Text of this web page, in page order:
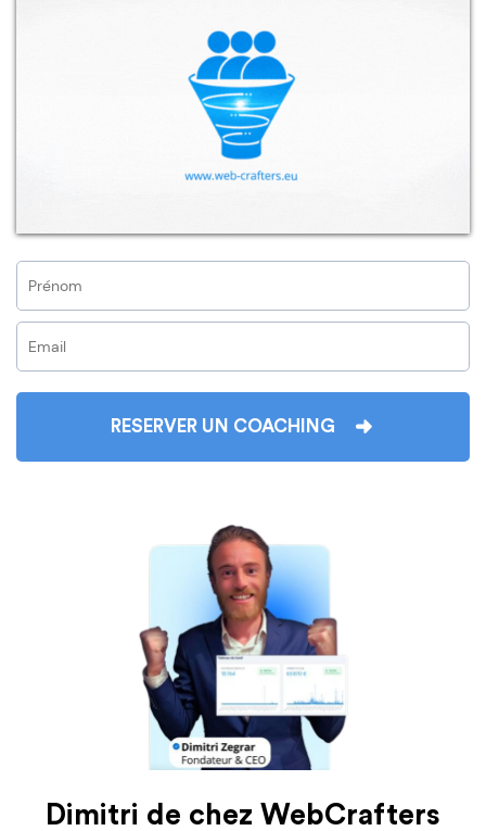
RESERVER UN COACHING
Dimitri de chez WebCrafters